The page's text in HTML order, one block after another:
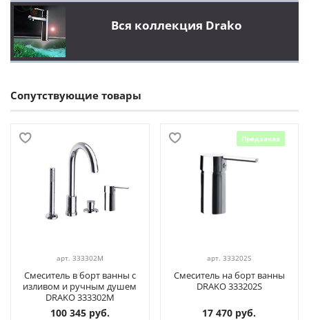
Вся коллекция Drako
Сопутствующие товары
арт. 333302M
Смеситель в борт ванны с
изливом и ручным душем
DRAKO 333302M
100 345 руб.
Предзаказ
арт.333202S
Смеситель на борт ванны
DRAKO 333202S
17 470 руб.